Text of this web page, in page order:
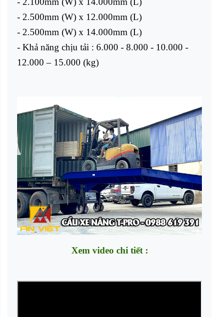
- 2.500mm (W) x 12.000mm (L)
- 2.500mm (W) x 14.000mm (L)
- Khả năng chịu tải : 6.000 - 8.000 - 10.000 -
12.000 – 15.000 (kg)
Xem video chi tiết :